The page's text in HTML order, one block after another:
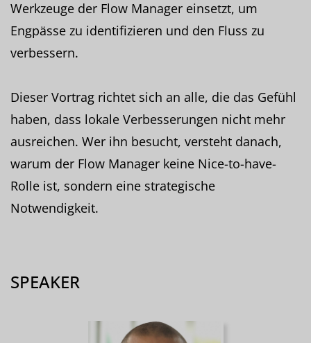
Werkzeuge der Flow Manager einsetzt, um
Engpässe zu identifizieren und den Fluss zu
verbessern.
Dieser Vortrag richtet sich an alle, die das Gefühl
haben, dass lokale Verbesserungen nicht mehr
ausreichen. Wer ihn besucht, versteht danach,
warum der Flow Manager keine Nice-to-have-
Rolle ist, sondern eine strategische
Notwendigkeit.
SPEAKER